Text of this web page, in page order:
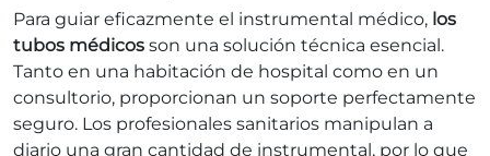
Para guiar eficazmente el instrumental médico, los
tubos médicos son una solución técnica esencial.
Tanto en una habitación de hospital como en un
consultorio, proporcionan un soporte perfectamente
seguro. Los profesionales sanitarios manipulan a
diario una gran cantidad de instrumental, por lo que